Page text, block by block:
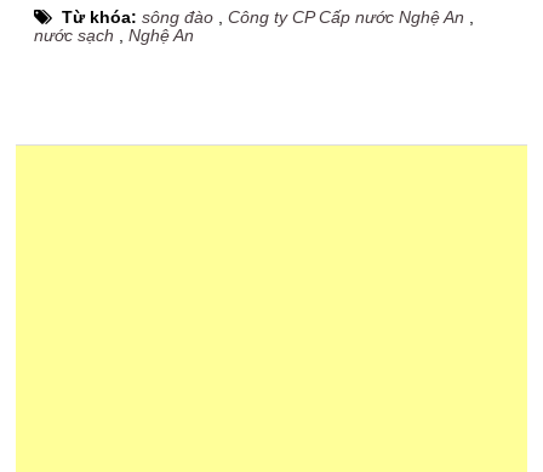
Từ khóa:sông đào ,Công ty CP Cấp nước Nghệ An
nước sạch ,Nghệ An